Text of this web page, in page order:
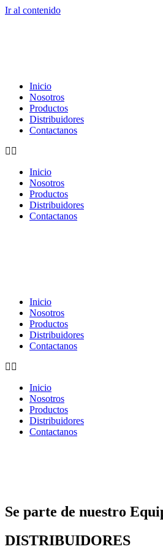
Ir al contenido
Inicio
Nosotros
Productos
Distribuidores
Contactanos
Inicio
Nosotros
Productos
Distribuidores
Contactanos
Inicio
Nosotros
Productos
Distribuidores
Contactanos
Inicio
Nosotros
Productos
Distribuidores
Contactanos
Se parte de nuestro
DISTRIBUIDORES